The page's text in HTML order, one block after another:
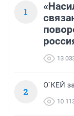
1
13
2
О`КЕЙ
10